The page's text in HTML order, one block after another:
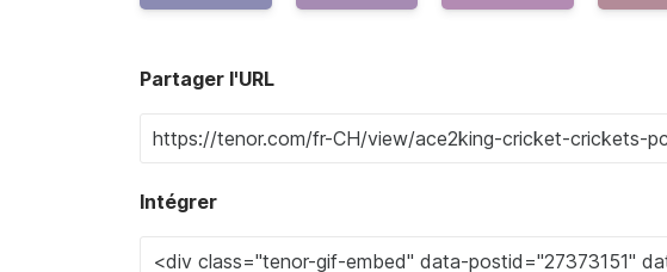
Partager l'URL
Intégrer